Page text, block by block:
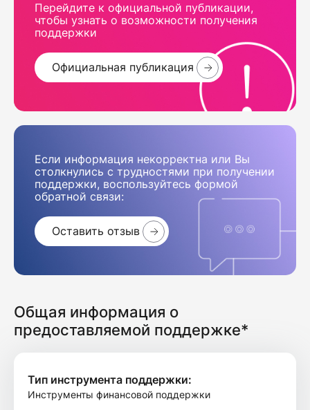
Перейдите к официальной публикации,
чтобы узнать о возможности получения
поддержки
Официальная публикация
Если информация некорректна или Вы
столкнулись с трудностями при получении
поддержки, воспользуйтесь формой
обратной связи:
Оставить отзыв
Общая информация о
предоставляемой поддержке*
Тип инструмента поддержки:
Инструменты финансовой поддержки